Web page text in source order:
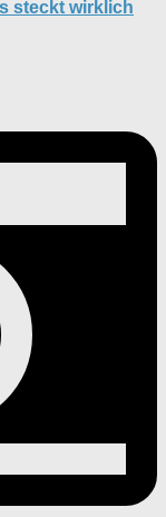
steckt wirklich